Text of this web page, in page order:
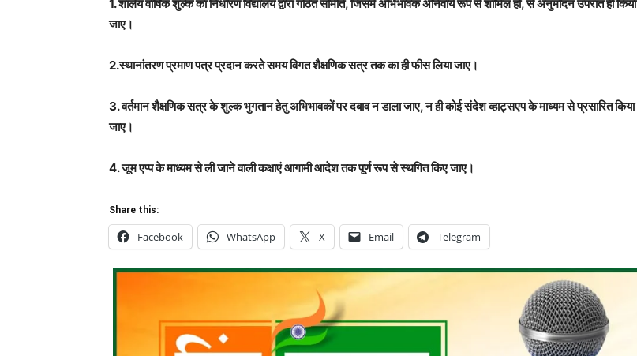
1. शालेय वार्षिक शुल्क का निर्धारण विद्यालय द्वारा गठित समिति, जिसमें अभिभावक अनिवार्य रूप से शामिल हों, से अनुमोदन उपरांत ही किया
जाए।
2.स्थानांतरण प्रमाण पत्र प्रदान करते समय विगत शैक्षणिक सत्र तक का ही फीस लिया जाए।
3. वर्तमान शैक्षणिक सत्र के शुल्क भुगतान हेतु अभिभावकों पर दबाव न डाला जाए, न ही कोई संदेश व्हाट्सएप के माध्यम से प्रसारित किया
जाए।
4. जूम एप्प के माध्यम से ली जाने वाली कक्षाएं आगामी आदेश तक पूर्ण रूप से स्थगित किए जाए।
Share this:
Facebook WhatsApp X Email Telegram